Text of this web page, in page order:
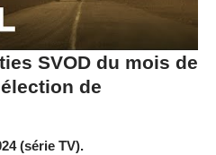
SVOD du mois de
de
(série TV).